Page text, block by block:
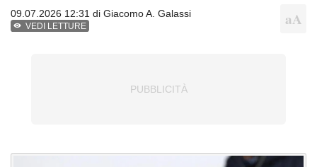
09.07.2026 12:31 di Giacomo A. Galassi
VEDI LETTURE